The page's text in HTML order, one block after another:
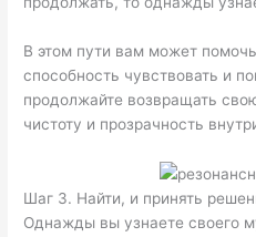
В этом пути вам может
способность чувствовать и
продолжайте возвращать
чистоту и прозрачность
Шаг 3. Найти, и принять
Однажды вы узнаете своего